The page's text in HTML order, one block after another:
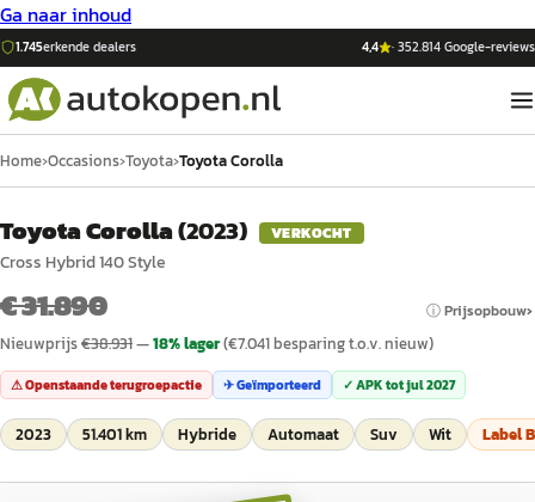
Ga naar inhoud
1.745erkende dealers 4,4 ·352.814Google-reviews
Home›Occasions›Toyota›Toyota Corolla
Toyota Corolla(2023) VERKOCHT
Cross Hybrid 140 Style
€ 31.890 ⓘ Prijsopbouw
Nieuwprijs€38.931—18% lager(€7.041besparing t.o.v. nieuw)
⚠ Openstaande terugroepactie ✈ Geïmporteerd ✓ APK totjul 2027
2023 51.401 km Hybride Automaat Suv Wit LabelB